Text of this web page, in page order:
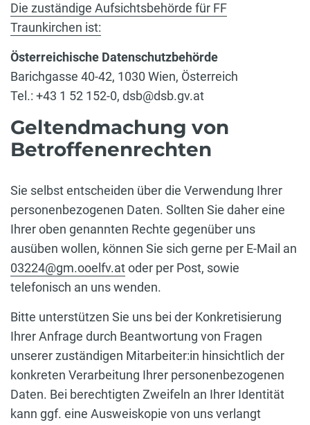
Die zuständige Aufsichtsbehörde für FF
Traunkirchen ist:
Österreichische Datenschutzbehörde
Barichgasse 40-42, 1030 Wien, Österreich
Tel.: +43 1 52 152-0, dsb@dsb.gv.at
Geltendmachung von
Betroffenenrechten
Sie selbst entscheiden über die Verwendung Ihrer
personenbezogenen Daten. Sollten Sie daher eine
Ihrer oben genannten Rechte gegenüber uns
ausüben wollen, können Sie sich gerne per E-Mail an
03224@gm.ooelfv.atoder per Post, sowie
telefonisch an uns wenden.
Bitte unterstützen Sie uns bei der Konkretisierung
Ihrer Anfrage durch Beantwortung von Fragen
unserer zuständigen Mitarbeiter:in hinsichtlich der
konkreten Verarbeitung Ihrer personenbezogenen
Daten. Bei berechtigten Zweifeln an Ihrer Identität
kann ggf. eine Ausweiskopie von uns verlangt